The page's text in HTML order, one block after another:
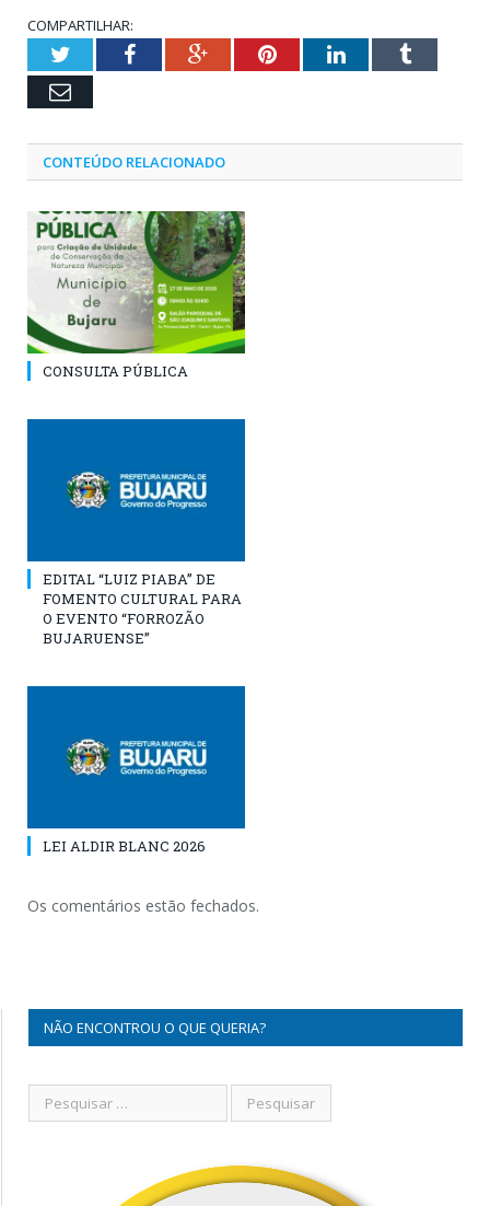
COMPARTILHAR:
TwitterFacebookGoogle+PinterestLinkedInTumblr
Email
CONTEÚDO RELACIONADO
CONSULTA PÚBLICA
EDITAL “LUIZ PIABA” DE
FOMENTO CULTURAL PARA
O EVENTO “FORROZÃO
BUJARUENSE”
LEI ALDIR BLANC 2026
Os comentários estão fechados.
NÃO ENCONTROU O QUE QUERIA?